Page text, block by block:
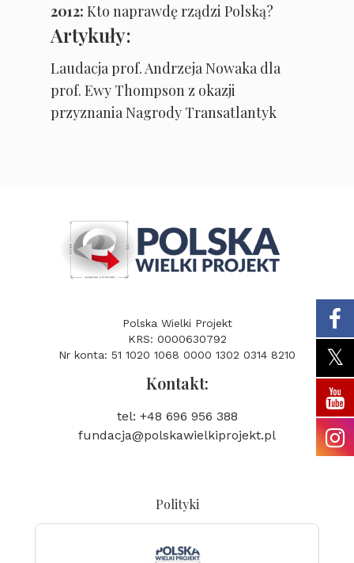
2012: Kto naprawdę rządzi Polską?
Artykuły:
Laudacja prof. Andrzeja Nowaka dla
prof. Ewy Thompson z okazji
przyznania Nagrody Transatlantyk
Polska Wielki Projekt
KRS: 0000630792
Nr konta: 51 1020 1068 0000 1302 0314 8210
Kontakt:
tel: +48 696 956 388
fundacja@polskawielkiprojekt.pl
Polityki